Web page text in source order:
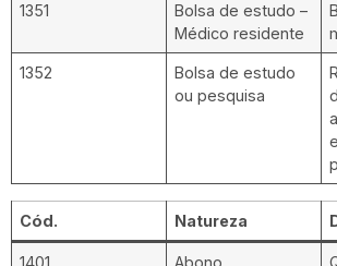
1351
Bolsa de estudo –
Médico residente
1352
Bolsa de estudo
ou pesquisa
Cód. Natureza